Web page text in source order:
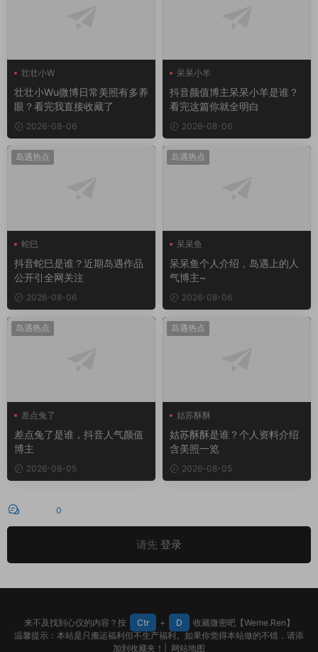
壮壮小W
壮壮小Wu微博日常美照有多养
眼？看完我直接收藏了
2026-08-06
呆呆小羊
抖音颜值博主呆呆小羊是谁？
看完这篇你就全明白
2026-08-06
岛遇热点
蛇巳
抖音蛇巳是谁？近期岛遇作品
公开引全网关注
2026-08-06
岛遇热点
呆呆鱼
呆呆鱼个人介绍，岛遇上的人
气博主~
2026-08-06
岛遇热点
差点兔了
差点兔了是谁，抖音人气颜值
博主
2026-08-05
岛遇热点
姑苏酥酥
姑苏酥酥是谁？个人资料介绍
含美照一览
2026-08-05
0
请先 登录
来不及找到心仪的内容？按 Ctr + D
收藏微密吧【Weme.Ren】
温馨提示：本站是只搬运福利但不生产福利。如果你觉得本站做的不错，请添
加到收藏夹！| 网站地图